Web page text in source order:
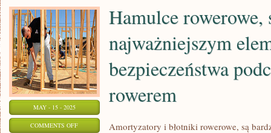
NA
POPRAWĘ
RÓWNOWAGI
CIAŁA
MAY - 15 - 2025
COMMENTS OFFON
Hamulce rowerowe,
najważniejszym
bezpieczeństwa
rowerem
Amortyzatory i błotniki rowerowe, są